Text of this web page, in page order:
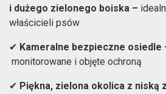
i dużego zielonego boiska –
właścicieli psów
✔ Kameralne bezpieczne osiedle
monitorowane i objęte ochroną
✔ Piękna, zielona okolica z niską